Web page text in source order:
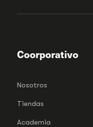
Coorporativo
Nosotros
Tiendas
Academia